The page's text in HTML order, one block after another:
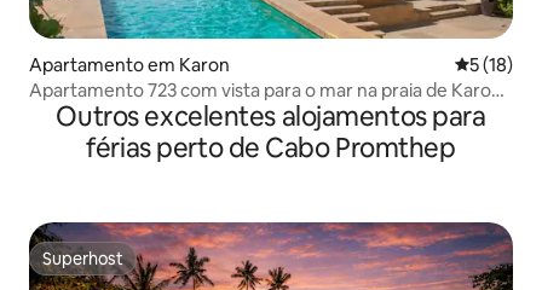
Apartamento em Karon
5 (18)
Apartamento 723 com vista para o mar na praia de Karon
para 5 pessoas
Outros excelentes alojamentos para
férias perto de Cabo Promthep
Superhost
Superhost